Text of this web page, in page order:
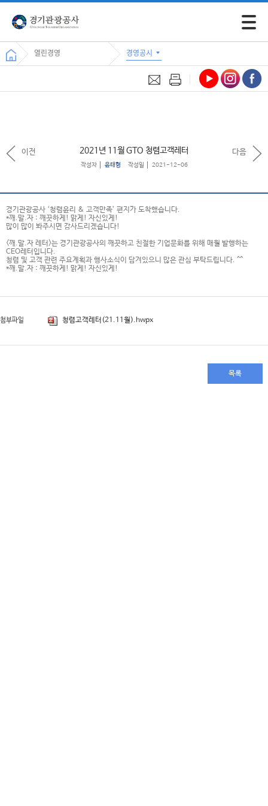
모바일
열린경영 경영공시
2021년 11월 GTO 청렴고객레터
작성자 윤태형 작성일 2021-12-06
이전 다음
경기관광공사 ‘청렴윤리 & 고객만족’ 편지가 도착했습니다.
*깨.말.자 : 깨끗하게! 맑게! 자신있게!​ ​
많이 많이 봐주시면 감사드리겠습니다!
<깨.말.자 레터>는 경기관광공사의 깨끗하고 친절한 기업문화를 위해 매월 발행하는
CEO레터입니다.
청렴 및 고객 관련 주요계획과 행사소식이 담겨있으니 많은 관심 부탁드립니다. ^^
*깨.말.자 : 깨끗하게! 맑게! 자신있게!​ ​ ​​
첨부파일 청렴고객레터(21.11월).hwpx
목록